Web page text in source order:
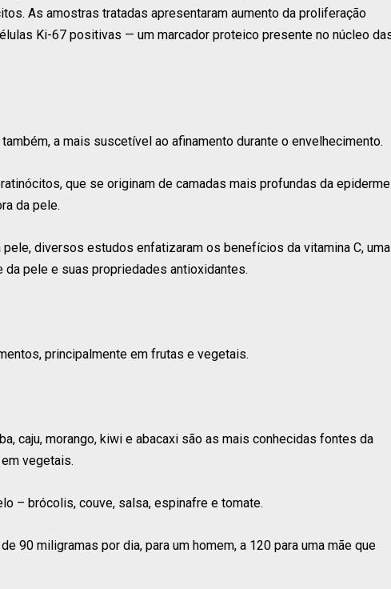
As amostras tratadas apresentaram aumento da proliferação
Ki-67 positivas — um marcador proteico presente no núcleo
a mais suscetível ao afinamento durante o envelhecimento.
que se originam de camadas mais profundas da epiderme
da pele.
diversos estudos enfatizaram os benefícios da vitamina C, uma
da pele e suas propriedades antioxidantes.
principalmente em frutas e vegetais.
caju, morango, kiwi e abacaxi são as mais conhecidas fontes da
vegetais.
– brócolis, couve, salsa, espinafre e tomate.
90 miligramas por dia, para um homem, a 120 para uma mãe que